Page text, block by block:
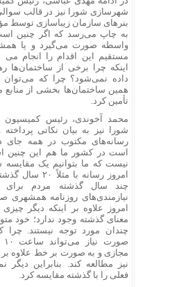
شهرسازی شورا نیز در قالب
بنرهای سازمان زیباسازی
به چاپ می‌رسد که اگر چنین است
واسطه صورت می‌گیرد و یا
مستقیم این اقدام را انجام
اینکه چرا برخی از ساختمان‌ها
داده نمی‌شود؟ چرا که ‌می‌توان
همین ساختمان‌ها بخشی از منابع
تأمین کرد.
محمد آخوندی، رئیس کمیسیون
شورا نیز به بیان نکاتی
رسانه‌های مکتوب در همه جای
است در کشور ما هم این چنین
نیست که ما بتوانیم یک
امروز رسانه با
چند سال گذشته مردم برای
نیازمندی‌های روزنامه
امروز علاوه بر اینکه دیگر
معنای گذشته وجود ندارد؛ خود
چندان مورد توجه نیستند. چرا
مجازی و به صورت بر خط علاوه بر
نیز مطالعه کند. بنابراین
فعلی را با گذشته مقایسه کرد.